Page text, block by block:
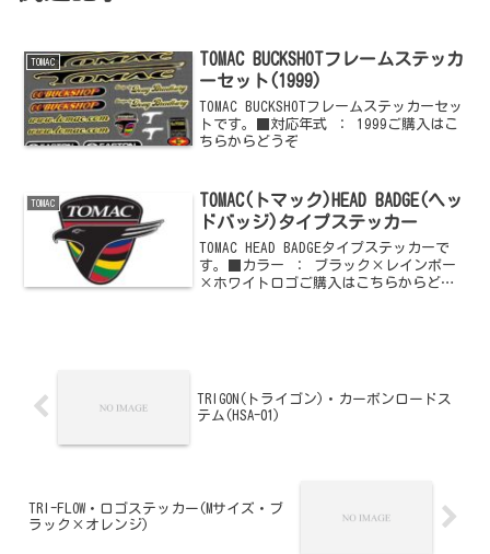
TOMAC
TOMAC BUCKSHOTフレームステッカ
ーセット(1999)
TOMAC BUCKSHOTフレームステッカーセッ
トです。■対応年式 ： 1999ご購入はこ
ちらからどうぞ
TOMAC
TOMAC(トマック)HEAD BADGE(ヘッ
ドバッジ)タイプステッカー
TOMAC HEAD BADGEタイプステッカーで
す。■カラー ： ブラック×レインボー
×ホワイトロゴご購入はこちらからどう
TRIGON(トライゴン)・カーボンロードス
テム(HSA-01)
TRI-FLOW・ロゴステッカー(Mサイズ・ブ
ラック×オレンジ)